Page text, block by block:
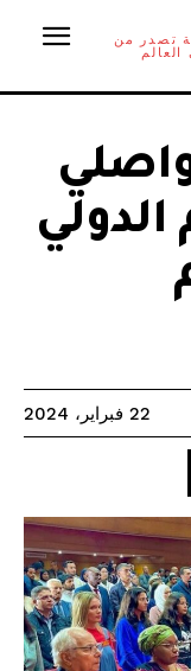
تصدر من
الدولي
22 فبراير، 2024